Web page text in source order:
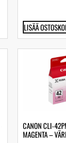
LISÄÄ
CANON CLI-
MAGENTA –